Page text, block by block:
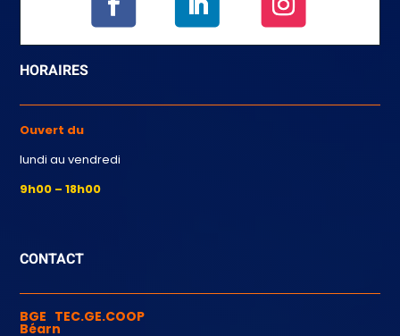
HORAIRES
Ouvert du
lundi au vendredi
9h00 – 18h00
CONTACT
BGE TEC.GE.COOP
Béarn